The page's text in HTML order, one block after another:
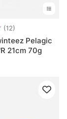
(12)
Pelagic
21cm 70g